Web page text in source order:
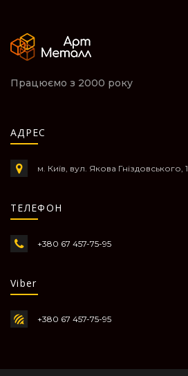
Працюємо з 2000 року
АДРЕС
м. Київ, вул. Якова Гніздовського, 1
ТЕЛЕФОН
+380 67 457-75-95
Viber
+380 67 457-75-95